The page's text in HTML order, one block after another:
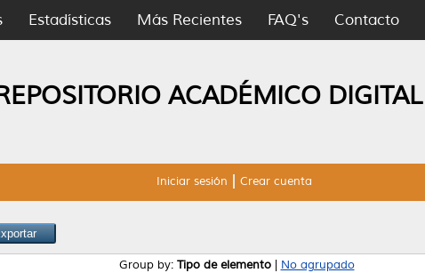
Estadísticas Más Recientes FAQ's Contacto
ACADÉMICO DIGITAL
Iniciar sesión Crear cuenta
Group by: Tipo de elemento| No agrupado